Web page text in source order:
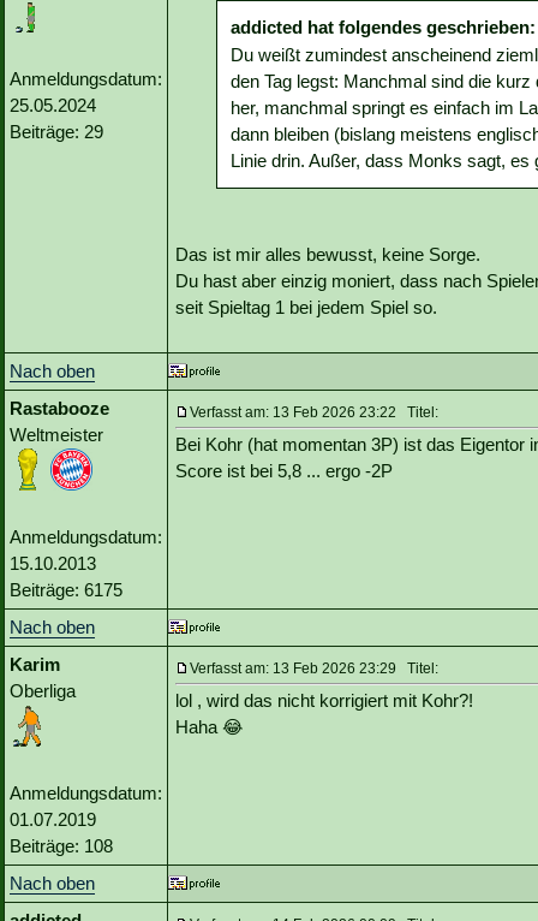
Anmeldungsdatum:
25.05.2024
Beiträge: 29
addicted hat folgendes geschrieben:
Du weißt zumindest anscheinend
den Tag legst: Manchmal sind die
her, manchmal springt es einfach im
dann bleiben (bislang meistens
Linie drin. Außer, dass Monks sagt, es
Das ist mir alles bewusst, keine Sorge.
Du hast aber einzig moniert, dass nach
seit Spieltag 1 bei jedem Spiel so.
Nach oben
Rastabooze
Weltmeister
Anmeldungsdatum:
15.10.2013
Beiträge: 6175
Verfasst am: 13 Feb 2026 23:22 Titel:
Bei Kohr (hat momentan 3P) ist das Eigentor
Score ist bei 5,8 ... ergo -2P
Nach oben
Karim
Oberliga
Anmeldungsdatum:
01.07.2019
Beiträge: 108
Verfasst am: 13 Feb 2026 23:29 Titel:
lol , wird das nicht korrigiert mit Kohr?!
Haha 😂
Nach oben